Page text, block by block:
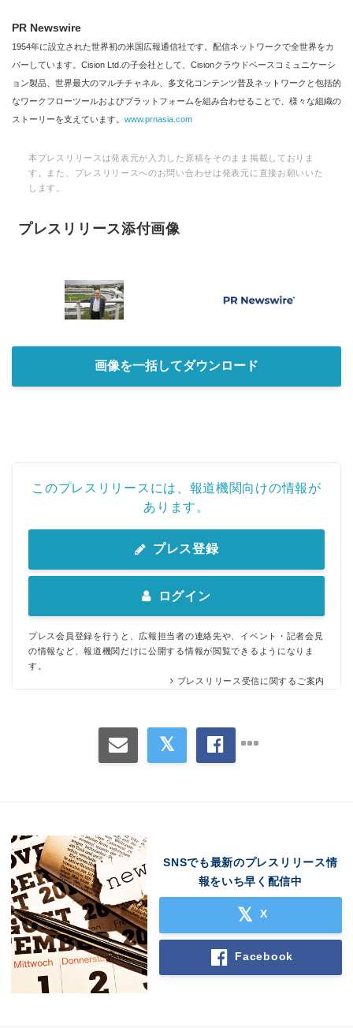
PR Newswire
1954年に設立された世界初の米国広報通信社です。配信ネットワークで全世界をカ
バーしています。Cision Ltd.の子会社として、Cisionクラウドベースコミュニケーシ
ョン製品、世界最大のマルチチャネル、多文化コンテンツ普及ネットワークと包括的
なワークフローツールおよびプラットフォームを組み合わせることで、様々な組織の
ストーリーを支えています。 www.prnasia.com
本プレスリリースは発表元が入力した原稿をそのまま掲載しておりま
す。また、プレスリリースへのお問い合わせは発表元に直接お願いいた
します。
プレスリリース添付画像
画像を一括してダウンロード
このプレスリリースには、報道機関向けの情報が
あります。
プレス登録
ログイン
プレス会員登録を行うと、広報担当者の連絡先や、イベント・記者会見
の情報など、報道機関だけに公開する情報が閲覧できるようになりま
す。
プレスリリース受信に関するご案内
SNSでも最新のプレスリリース情
報をいち早く配信中
X
Facebook